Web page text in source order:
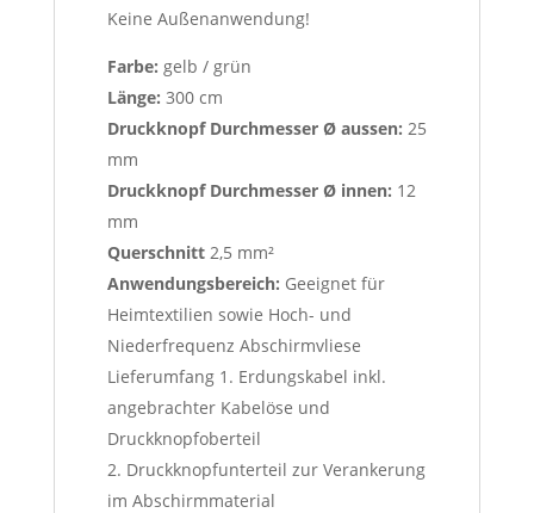
Keine Außenanwendung!
Farbe: gelb / grün
Länge: 300 cm
Druckknopf Durchmesser Ø aussen: 25
mm
Druckknopf Durchmesser Ø innen: 12
mm
Querschnitt2,5 mm²
Anwendungsbereich: Geeignet für
Heimtextilien sowie Hoch- und
Niederfrequenz Abschirmvliese
Lieferumfang 1. Erdungskabel inkl.
angebrachter Kabelöse und
Druckknopfoberteil
2. Druckknopfunterteil zur Verankerung
im Abschirmmaterial